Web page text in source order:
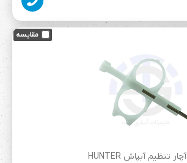
آچار تنظیم آبپاش HUNTER